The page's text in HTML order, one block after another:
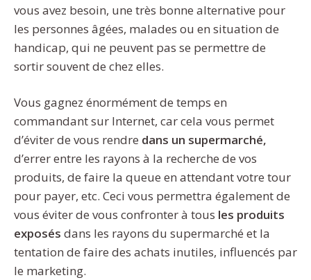
vous avez besoin, une très bonne alternative pour
les personnes âgées, malades ou en situation de
handicap, qui ne peuvent pas se permettre de
sortir souvent de chez elles.
Vous gagnez énormément de temps en
commandant sur Internet, car cela vous permet
d’éviter de vous rendre dans un supermarché,
d’errer entre les rayons à la recherche de vos
produits, de faire la queue en attendant votre tour
pour payer, etc. Ceci vous permettra également de
vous éviter de vous confronter à tous les produits
exposés dans les rayons du supermarché et la
tentation de faire des achats inutiles, influencés par
le marketing.